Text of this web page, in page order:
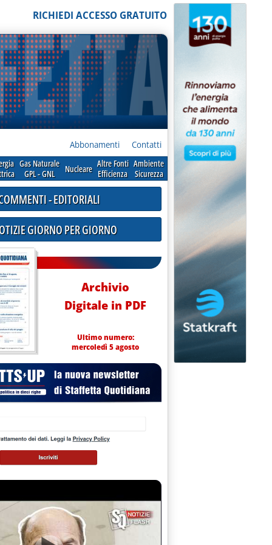
RICHIEDI ACCESSO GRATUITO
Abbonamenti Contatti
Gas Naturale
GPL - GNL
Nucleare Altre Fonti
Efficienza
Ambiente
Sicurezza
- EDITORIALI
GIORNO PER GIORNO
Archivio
Digitale in PDF
Ultimo numero:
mercoledì 5 agosto